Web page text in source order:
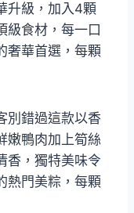
升級，加入4顆
級食材，每一口
奢華首選，每顆
別錯過這款以香
嫩鴨肉加上筍絲
香，獨特美味令
熱門美粽，每顆